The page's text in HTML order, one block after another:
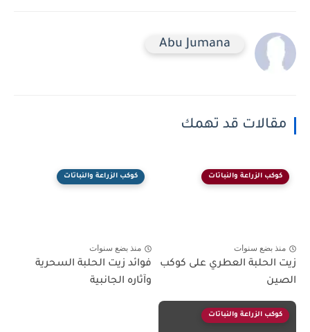
Abu Jumana
مقالات قد تهمك
كوكب الزراعة والنباتات
منذ بضع سنوات
زيت الحلبة العطري على كوكب
الصين
كوكب الزراعة والنباتات
منذ بضع سنوات
فوائد زيت الحلبة السحرية
وآثاره الجانبية
كوكب الزراعة والنباتات